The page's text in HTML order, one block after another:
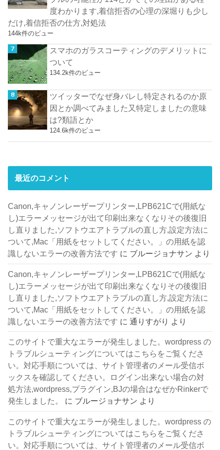
度わかります,着信拒否の心理の深堀りも少し
だけ,着信拒否の仕方,対処法
144k件のビュー
スマホのガラスコーティングのデメリットに
ついて
134.2k件のビュー
ツイッターでなぜ身バレし特定されるのか原
因とか調べてみました又特定しましたの意味
は?類語とか
124.6k件のビュー
最近のコメント
Canon,キャノンレーザープリンター,LPB621Cで(用紙な
し)エラーメッセージが出て印刷出来なくなりその後復旧
し直りました,ソフトウエアトラブルの直し方,設定方法に
ついて,Mac「用紙をセットしてください。」の用紙を認
識しないエラーの改善方法です に ブルージョナサン より
Canon,キャノンレーザープリンター,LPB621Cで(用紙な
し)エラーメッセージが出て印刷出来なくなりその後復旧
し直りました,ソフトウエアトラブルの直し方,設定方法に
ついて,Mac「用紙をセットしてください。」の用紙を認
識しないエラーの改善方法です に通りすがり より
このサイトで重大なエラーが発生しました。wordpress の
トラブルシューティングについてはこちらをご覧くださ
い。対応手順については、サイト管理者のメール受信ボ
ックスを確認してください。ログイン出来ない場合の対
処方法,wordpress,プラグイン,BJの場合はなぜかRinkerで
発生しました。
に ブルージョナサン より
このサイトで重大なエラーが発生しました。wordpress の
トラブルシューティングについてはこちらをご覧くださ
い。対応手順については、サイト管理者のメール受信ボ